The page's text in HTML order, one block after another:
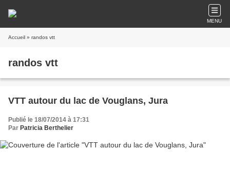
MENU
Accueil » randos vtt
randos vtt
VTT autour du lac de Vouglans, Jura
Publié le 18/07/2014 à 17:31
Par Patricia Berthelier